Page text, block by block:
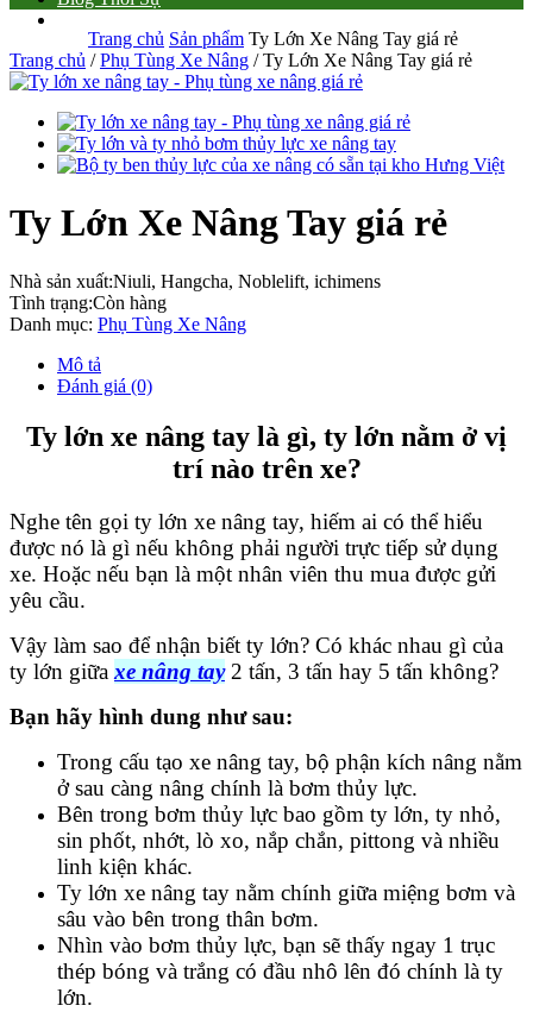
Trang chủ Sản phẩm Ty Lớn Xe Nâng Tay giá rẻ
Trang chủ /Phụ Tùng Xe Nâng / Ty Lớn Xe Nâng Tay giá rẻ
Ty Lớn Xe Nâng Tay giá rẻ
Nhà sản xuất:Niuli, Hangcha, Noblelift, ichimens
Tình trạng:Còn hàng
Danh mục: Phụ Tùng Xe Nâng
Mô tả
Đánh giá (0)
Ty lớn xe nâng tay là gì, ty lớn nằm ở vị
trí nào trên xe?
Nghe tên gọi ty lớn xe nâng tay, hiếm ai có thể hiểu
được nó là gì nếu không phải người trực tiếp sử dụng
xe. Hoặc nếu bạn là một nhân viên thu mua được gửi
yêu cầu.
Vậy làm sao để nhận biết ty lớn? Có khác nhau gì của
ty lớn giữa xe nâng tay2 tấn, 3 tấn hay 5 tấn không?
Bạn hãy hình dung như sau:
Trong cấu tạo xe nâng tay, bộ phận kích nâng nằm
ở sau càng nâng chính là bơm thủy lực.
Bên trong bơm thủy lực bao gồm ty lớn, ty nhỏ,
sin phốt, nhớt, lò xo, nắp chắn, pittong và nhiều
linh kiện khác.
Ty lớn xe nâng tay nằm chính giữa miệng bơm và
sâu vào bên trong thân bơm.
Nhìn vào bơm thủy lực, bạn sẽ thấy ngay 1 trục
thép bóng và trắng có đầu nhô lên đó chính là ty
lớn.